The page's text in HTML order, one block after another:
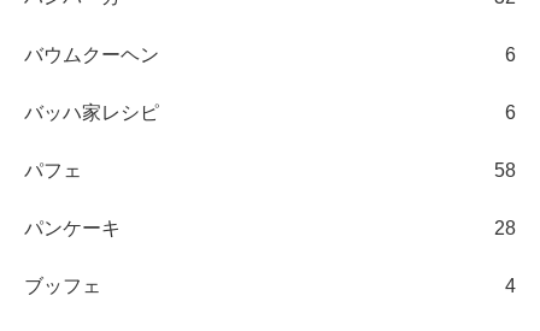
バウムクーヘン 6
バッハ家レシピ 6
パフェ 58
パンケーキ 28
ブッフェ 4